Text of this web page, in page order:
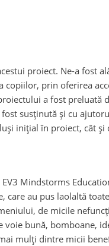
proiect. Ne-a fost
copiilor, prin oferirea
a fost preluată
susținută și cu
inițial în proiect, cât și
Mindstorms
au pus laolaltă
de micile
bună, bomboane,
mulți dintre micii